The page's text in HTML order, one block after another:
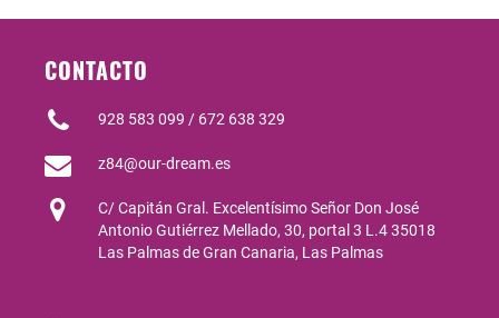
CONTACTO
928 583 099 / 672 638 329
z84@our-dream.es
C/ Capitán Gral. Excelentísimo Señor Don José
Antonio Gutiérrez Mellado, 30, portal 3 L.4 35018
Las Palmas de Gran Canaria, Las Palmas